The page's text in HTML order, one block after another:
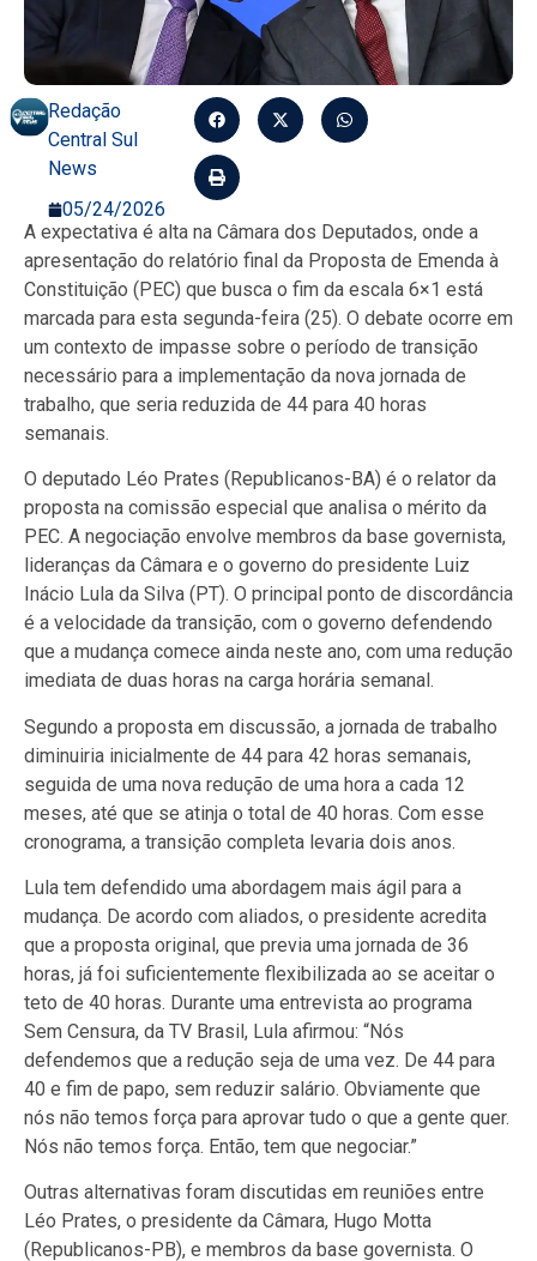
Redação
Central Sul
News
05/24/2026
A expectativa é alta na Câmara dos Deputados, onde a
apresentação do relatório final da Proposta de Emenda à
Constituição (PEC) que busca o fim da escala 6×1 está
marcada para esta segunda-feira (25). O debate ocorre em
um contexto de impasse sobre o período de transição
necessário para a implementação da nova jornada de
trabalho, que seria reduzida de 44 para 40 horas
semanais.
O deputado Léo Prates (Republicanos-BA) é o relator da
proposta na comissão especial que analisa o mérito da
PEC. A negociação envolve membros da base governista,
lideranças da Câmara e o governo do presidente Luiz
Inácio Lula da Silva (PT). O principal ponto de discordância
é a velocidade da transição, com o governo defendendo
que a mudança comece ainda neste ano, com uma redução
imediata de duas horas na carga horária semanal.
Segundo a proposta em discussão, a jornada de trabalho
diminuiria inicialmente de 44 para 42 horas semanais,
seguida de uma nova redução de uma hora a cada 12
meses, até que se atinja o total de 40 horas. Com esse
cronograma, a transição completa levaria dois anos.
Lula tem defendido uma abordagem mais ágil para a
mudança. De acordo com aliados, o presidente acredita
que a proposta original, que previa uma jornada de 36
horas, já foi suficientemente flexibilizada ao se aceitar o
teto de 40 horas. Durante uma entrevista ao programa
Sem Censura, da TV Brasil, Lula afirmou: “Nós
defendemos que a redução seja de uma vez. De 44 para
40 e fim de papo, sem reduzir salário. Obviamente que
nós não temos força para aprovar tudo o que a gente quer.
Nós não temos força. Então, tem que negociar.”
Outras alternativas foram discutidas em reuniões entre
Léo Prates, o presidente da Câmara, Hugo Motta
(Republicanos-PB), e membros da base governista. O